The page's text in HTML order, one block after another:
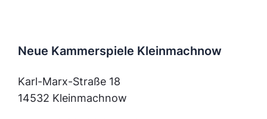
Neue Kammerspiele Kleinmachnow
Karl-Marx-Straße 18
14532 Kleinmachnow